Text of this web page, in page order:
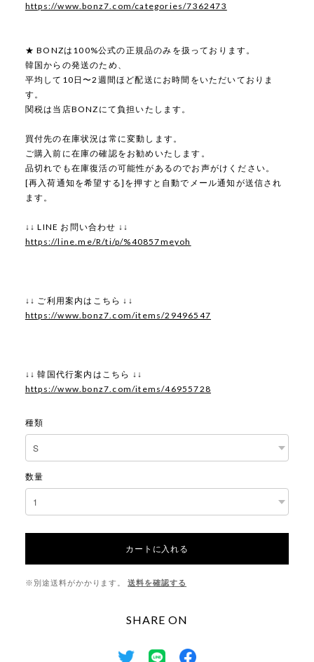
https://www.bonz7.com/categories/7362473
★ BONZは100%公式の正規品のみを扱っております。
韓国からの発送のため、
平均して10日〜2週間ほど配送にお時間をいただいておりま
す。
関税は当店BONZにて負担いたします。
買付先の在庫状況は常に変動します。
ご購入前に在庫の確認をお勧めいたします。
品切れでも在庫復活の可能性があるのでお声がけください。
[再入荷通知を希望する]を押すと自動でメール通知が送信され
ます。
↓↓ LINE お問い合わせ ↓↓
https://line.me/R/ti/p/%40857meyoh
↓↓ ご利用案内はこちら ↓↓
https://www.bonz7.com/items/29496547
↓↓ 韓国代行案内はこちら ↓↓
https://www.bonz7.com/items/46955728
種類
数量
カートに入れる
※別途送料がかかります。 送料を確認する
SHARE ON